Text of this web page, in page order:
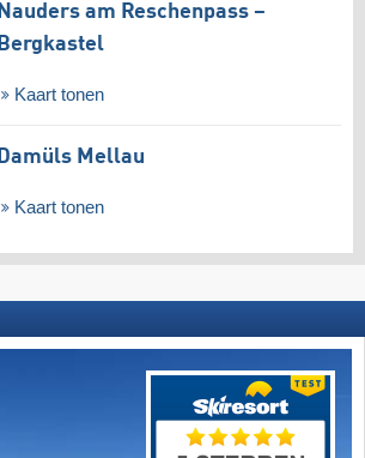
Nauders am Reschenpass –
Bergkastel
Kaart tonen
Damüls Mellau
Kaart tonen